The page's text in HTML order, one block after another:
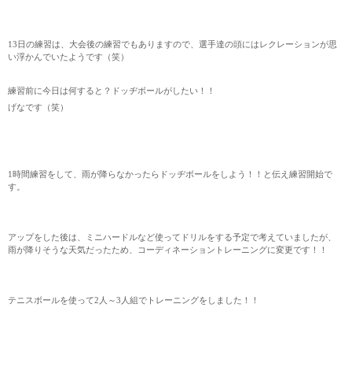
13日の練習は、大会後の練習でもありますので、選手達の頭にはレクレーションが思
い浮かんでいたようです（笑）
練習前に今日は何すると？ドッヂボールがしたい！！
げなです（笑）
1時間練習をして、雨が降らなかったらドッヂボールをしよう！！と伝え練習開始で
す。
アップをした後は、ミニハードルなど使ってドリルをする予定で考えていましたが、
雨が降りそうな天気だったため、コーディネーショントレーニングに変更です！！
テニスボールを使って2人～3人組でトレーニングをしました！！